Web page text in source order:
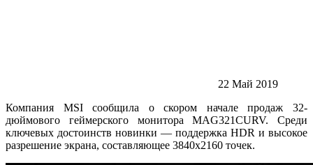
22 Май 2019
Компания MSI сообщила о скором начале продаж 32-
дюймового геймерского монитора MAG321CURV. Среди
ключевых достоинств новинки — поддержка HDR и высокое
разрешение экрана, составляющее 3840х2160 точек.